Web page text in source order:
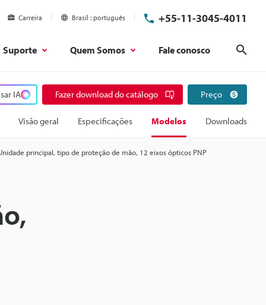
Carreira Brasil português +55-11-3045-4011
Suporte Quem Somos Fale conosco
IA Fazer download do catálogo Preço
Visão geral Especificações Modelos Downloads
principal, tipo de proteção de mão, 12 eixos ópticos PNP